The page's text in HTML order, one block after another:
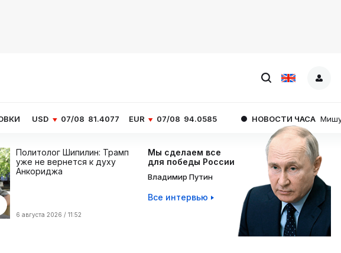
07/08 81.4077 EUR 07/08 94.0585 НОВОСТИ ЧАСА Мишустин
Политолог Шипилин: Трамп
уже не вернется к духу
Анкориджа
6 августа 2026 / 11:52
Мы сделаем все
для победы России
Владимир Путин
Все интервью